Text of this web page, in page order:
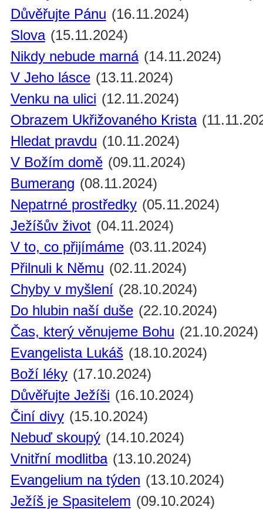
Důvěřujte Pánu (16.11.2024)
Slova (15.11.2024)
Nikdy nebude marná (14.11.2024)
V Jeho lásce (13.11.2024)
Venku na ulici (12.11.2024)
Obrazem Ukřižovaného Krista
Hledat pravdu (10.11.2024)
V Božím domě (09.11.2024)
Bumerang (08.11.2024)
Nepatrné prostředky (05.11.2024)
Ježíšův život (04.11.2024)
V to, co přijímáme (03.11.2024)
Přilnuli k Němu (02.11.2024)
Chyby v myšlení (28.10.2024)
Do hlubin naší duše (22.10.2024)
Čas, který věnujeme Bohu (21.10.2024)
Evangelista Lukáš (18.10.2024)
Boží léky (17.10.2024)
Důvěřujte Ježíši (16.10.2024)
Činí divy (15.10.2024)
Nebuď skoupý (14.10.2024)
Vnitřní modlitba (13.10.2024)
Evangelium na týden (13.10.2024)
Ježíš je Spasitelem (09.10.2024)